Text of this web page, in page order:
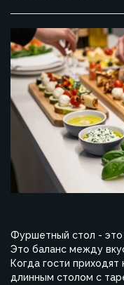
Фуршетный стол - это
Это баланс между
Когда гости приходят
длинным столом с